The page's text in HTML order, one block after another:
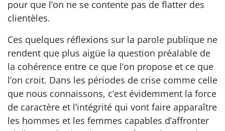
pour que l’on ne se contente pas de flatter des
clientèles.
Ces quelques réflexions sur la parole publique ne
rendent que plus aigüe la question préalable de
la cohérence entre ce que l’on propose et ce que
l’on croit. Dans les périodes de crise comme celle
que nous connaissons, c’est évidemment la force
de caractère et l’intégrité qui vont faire apparaître
les hommes et les femmes capables d’affronter